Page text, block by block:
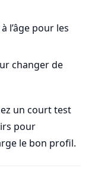
l’âge pour les
changer de
un court test
pour
le bon profil.